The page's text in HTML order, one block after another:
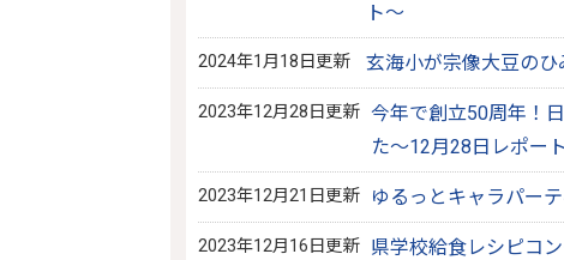
ト～
2024年1月18日更新 玄海小が宗像大豆の
2023年12月28日更新 今年で創立50周年！
た～12月28日レポー
2023年12月21日更新 ゆるっとキャラパー
2023年12月16日更新
県学校給食レシピコ